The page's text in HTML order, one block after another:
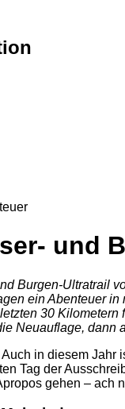
und
Burgen-Ultratrail
ein Abenteuer
30 Kilometern
Neuauflage, dann
in diesem Jahr
Tag der
gehen – ach